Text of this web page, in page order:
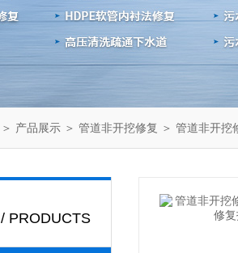
＞ 产品展示 ＞ 管道非开挖修复 ＞ 管道非开挖
/ PRODUCTS